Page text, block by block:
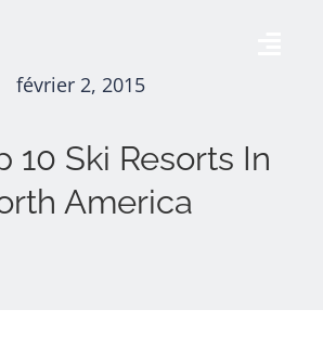
DE THISE
février 2, 2015
10 Ski Resorts In
America